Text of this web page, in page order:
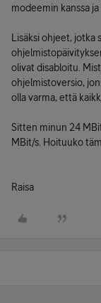
modeemin kanssa
Lisäksi ohjeet,
olivat disabloitu.
ohjelmistoversio,
olla varma, että
Sitten minun 24
MBit/s. Hoituuko
Raisa